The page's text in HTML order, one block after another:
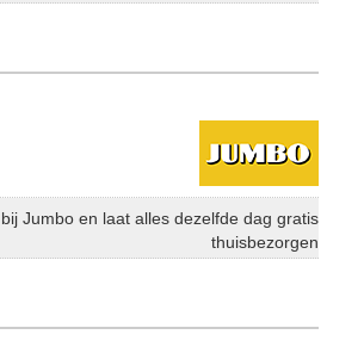
Jumbo en laat alles dezelfde dag gratis
thuisbezorgen